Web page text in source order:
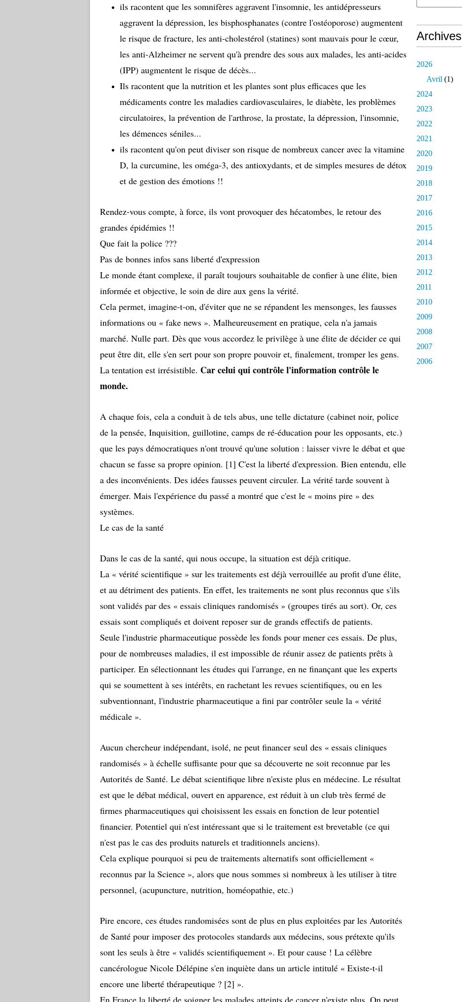
ils racontent que les somnifères aggravent l'insomnie, les antidépresseurs
aggravent la dépression, les bisphosphanates (contre l'ostéoporose) augmentent
le risque de fracture, les anti-cholestérol (statines) sont mauvais pour le cœur,
les anti-Alzheimer ne servent qu'à prendre des sous aux malades, les anti-acides
(IPP) augmentent le risque de décès...
Ils racontent que la nutrition et les plantes sont plus efficaces que les
médicaments contre les maladies cardiovasculaires, le diabète, les problèmes
circulatoires, la prévention de l'arthrose, la prostate, la dépression, l'insomnie,
les démences séniles...
ils racontent qu'on peut diviser son risque de nombreux cancer avec la vitamine
D, la curcumine, les oméga-3, des antioxydants, et de simples mesures de détox
et de gestion des émotions !!
Rendez-vous compte, à force, ils vont provoquer des hécatombes, le retour des
grandes épidémies !!
Que fait la police ???
Pas de bonnes infos sans liberté d'expression
Le monde étant complexe, il paraît toujours souhaitable de confier à une élite, bien
informée et objective, le soin de dire aux gens la vérité.
Cela permet, imagine-t-on, d'éviter que ne se répandent les mensonges, les fausses
informations ou « fake news ». Malheureusement en pratique, cela n'a jamais
marché. Nulle part. Dès que vous accordez le privilège à une élite de décider ce qui
peut être dit, elle s'en sert pour son propre pouvoir et, finalement, tromper les gens.
La tentation est irrésistible. Carcelui qui contrôle l'information contrôle le
monde.
A chaque fois, cela a conduit à de tels abus, une telle dictature (cabinet noir, police
de la pensée, Inquisition, guillotine, camps de ré-éducation pour les opposants, etc.)
que les pays démocratiques n'ont trouvé qu'une solution : laisser vivre le débat et que
chacun se fasse sa propre opinion. [1] C'est la liberté d'expression. Bien entendu, elle
a des inconvénients. Des idées fausses peuvent circuler. La vérité tarde souvent à
émerger. Mais l'expérience du passé a montré que c'est le « moins pire » des
systèmes.
Le cas de la santé
Dans le cas de la santé, qui nous occupe, la situation est déjà critique.
La « vérité scientifique » sur les traitements est déjà verrouillée au profit d'une élite,
et au détriment des patients. En effet, les traitements ne sont plus reconnus que s'ils
sont validés par des « essais cliniques randomisés » (groupes tirés au sort). Or, ces
essais sont compliqués et doivent reposer sur de grands effectifs de patients.
Seule l'industrie pharmaceutique possède les fonds pour mener ces essais. De plus,
pour de nombreuses maladies, il est impossible de réunir assez de patients prêts à
participer. En sélectionnant les études qui l'arrange, en ne finançant que les experts
qui se soumettent à ses intérêts, en rachetant les revues scientifiques, ou en les
subventionnant, l'industrie pharmaceutique a fini par contrôler seule la « vérité
médicale ».
Aucun chercheur indépendant, isolé, ne peut financer seul des « essais cliniques
randomisés » à échelle suffisante pour que sa découverte ne soit reconnue par les
Autorités de Santé. Le débat scientifique libre n'existe plus en médecine. Le résultat
est que le débat médical, ouvert en apparence, est réduit à un club très fermé de
firmes pharmaceutiques qui choisissent les essais en fonction de leur potentiel
financier. Potentiel qui n'est intéressant que si le traitement est brevetable (ce qui
n'est pas le cas des produits naturels et traditionnels anciens).
Cela explique pourquoi si peu de traitements alternatifs sont officiellement «
reconnus par la Science », alors que nous sommes si nombreux à les utiliser à titre
personnel, (acupuncture, nutrition, homéopathie, etc.)
Pire encore, ces études randomisées sont de plus en plus exploitées par les Autorités
de Santé pour imposer des protocoles standards aux médecins, sous prétexte qu'ils
sont les seuls à être « validés scientifiquement ». Et pour cause ! La célèbre
cancérologue Nicole Délépine s'en inquiète dans un article intitulé « Existe-t-il
encore une liberté thérapeutique ? [2] ».
En France la liberté de soigner les malades atteints de cancer n'existe plus. On peut
Archives
2026
Avril (1)
2024
2023
2022
2021
2020
2019
2018
2017
2016
2015
2014
2013
2012
2011
2010
2009
2008
2007
2006